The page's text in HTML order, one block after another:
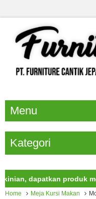
Menu
Kategori
produk mebel
Home Meja Kursi Makan